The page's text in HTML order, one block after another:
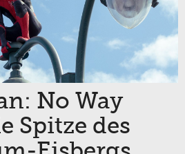
No Way
Spitze des